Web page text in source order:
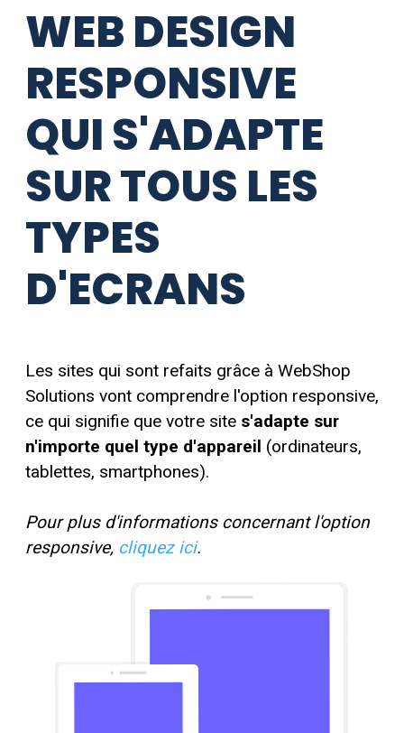
WEB DESIGN
RESPONSIVE
QUI S'ADAPTE
SUR TOUS LES
TYPES
D'ECRANS
Les sites qui sont refaits grâce à WebShop
Solutions vont comprendre l'option responsive,
ce qui signifie que votre site s'adapte sur
n'importe quel type d'appareil (ordinateurs,
tablettes, smartphones).
Pour plus d'informations concernant l'option
responsive, cliquez ici.